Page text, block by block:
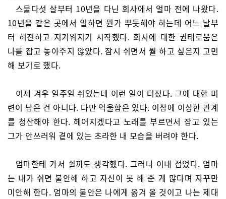
스물다섯 살부터 10년을 다닌 회사에서 얼마 전에 나왔다.
10년을 같은 곳에서 일하면 뭔가 뿌듯해야 하는데 어느 날부
터 허전하고 지겨워지기 시작했다. 회사에 대한 권태로움은
나를 잡고 놓아주지 않았다. 잠시 쉬면서 뭘 하고 싶은지 고민
해 보기로 했다.
이제 겨우 일주일 쉬었는데 이런 일이 터졌다. 그에 대한 미
련이 남은 건 아니다. 다만 억울함은 있다. 이참에 이상한 관계
를 청산해야 한다. 헤어지겠다고 노래를 부르면서 잡고 있는
그가 안쓰러워 곁에 있는 초라한 내 모습을 버려야 한다.
엄마한테 가서 쉴까도 생각했다. 그러나 이내 접었다. 엄마
는 내가 쉬면 불안해 하고 자신이 못 해 준 게 많다며 자꾸만
미안해 한다. 엄마의 불안은 나에게 옮겨 올 것이고 나는 제대